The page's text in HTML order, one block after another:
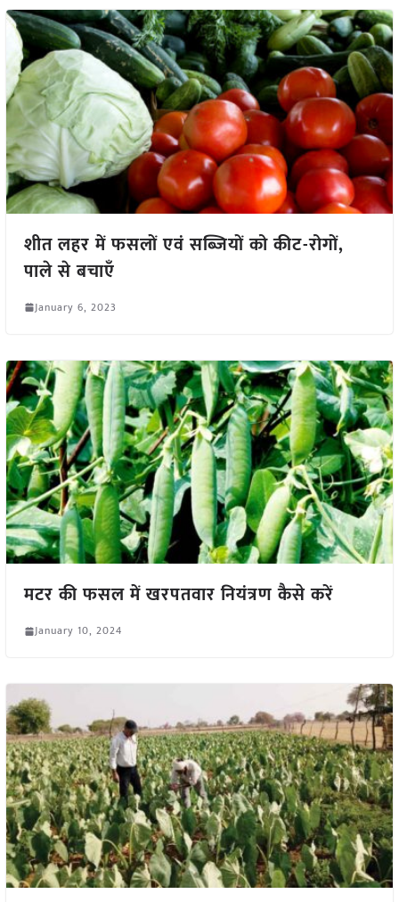
शीत लहर में फसलों एवं सब्जियों को कीट-रोगों,
पाले से बचाएँ
January 6, 2023
मटर की फसल में खरपतवार नियंत्रण कैसे करें
January 10, 2024